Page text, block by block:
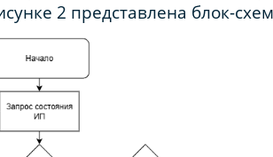
2 представлена блок-